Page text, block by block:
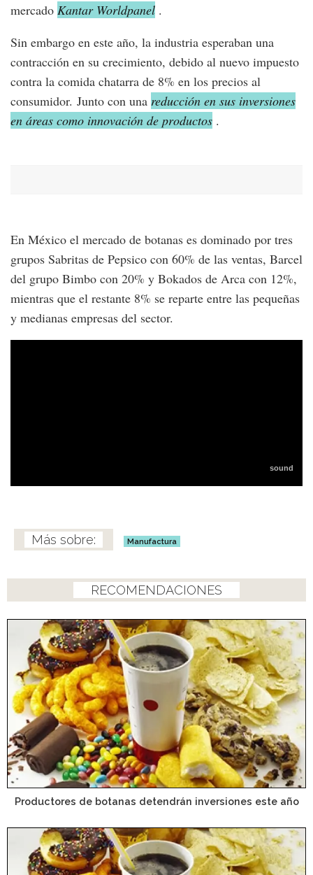
mercado Kantar Worldpanel .
Sin embargo en este año, la industria esperaban una
contracción en su crecimiento, debido al nuevo impuesto
contra la comida chatarra de 8% en los precios al
consumidor. Junto con una reducción en sus inversiones
en áreas como innovación de productos .
En México el mercado de botanas es dominado por tres
grupos Sabritas de Pepsico con 60% de las ventas, Barcel
del grupo Bimbo con 20% y Bokados de Arca con 12%,
mientras que el restante 8% se reparte entre las pequeñas
y medianas empresas del sector.
Manufactura
RECOMENDACIONES
Productores de botanas detendrán inversiones este año